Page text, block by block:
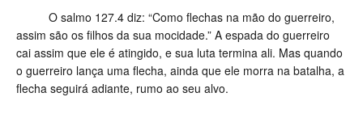
O salmo 127.4 diz: “Como flechas na mão do guerreiro,
assim são os filhos da sua mocidade.” A espada do guerreiro
cai assim que ele é atingido, e sua luta termina ali. Mas quando
o guerreiro lança uma flecha, ainda que ele morra na batalha, a
flecha seguirá adiante, rumo ao seu alvo.